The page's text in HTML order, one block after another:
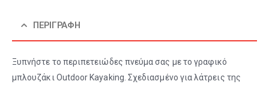
ΠΕΡΙΓΡΑΦΉ
Ξυπνήστε το περιπετειώδες πνεύμα σας με το γραφικό
μπλουζάκι Outdoor Kayaking. Σχεδιασμένο για λάτρεις της